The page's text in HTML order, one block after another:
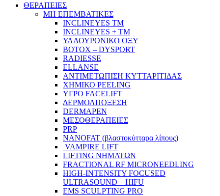
ΘΕΡΑΠΕΙΕΣ
ΜΗ ΕΠΕΜΒΑΤΙΚΕΣ
INCLINEYES TM
INCLINEYES + TM
ΥΑΛΟΥΡΟΝΙΚΟ ΟΞΥ
BOTOX – DYSPORT
RADIESSE
ELLANSE
ΑΝΤΙΜΕΤΩΠΙΣΗ ΚΥΤΤΑΡΙΤΙΔΑΣ
ΧΗΜΙΚΟ PEELING
ΥΓΡΟ FACELIFT
ΔΕΡΜΟΑΠΟΞΕΣΗ
DERMAPEN
ΜΕΣΟΘΕΡΑΠΕΙΕΣ
PRP
NANOFAT (βλαστοκύτταρα λίπους)
VAMPIRE LIFT
LIFTING ΝΗΜΑΤΩΝ
FRACTIONAL RF MICRONEEDLING
HIGH-INTENSITY FOCUSED
ULTRASOUND – HIFU
EMS SCULPTING PRO